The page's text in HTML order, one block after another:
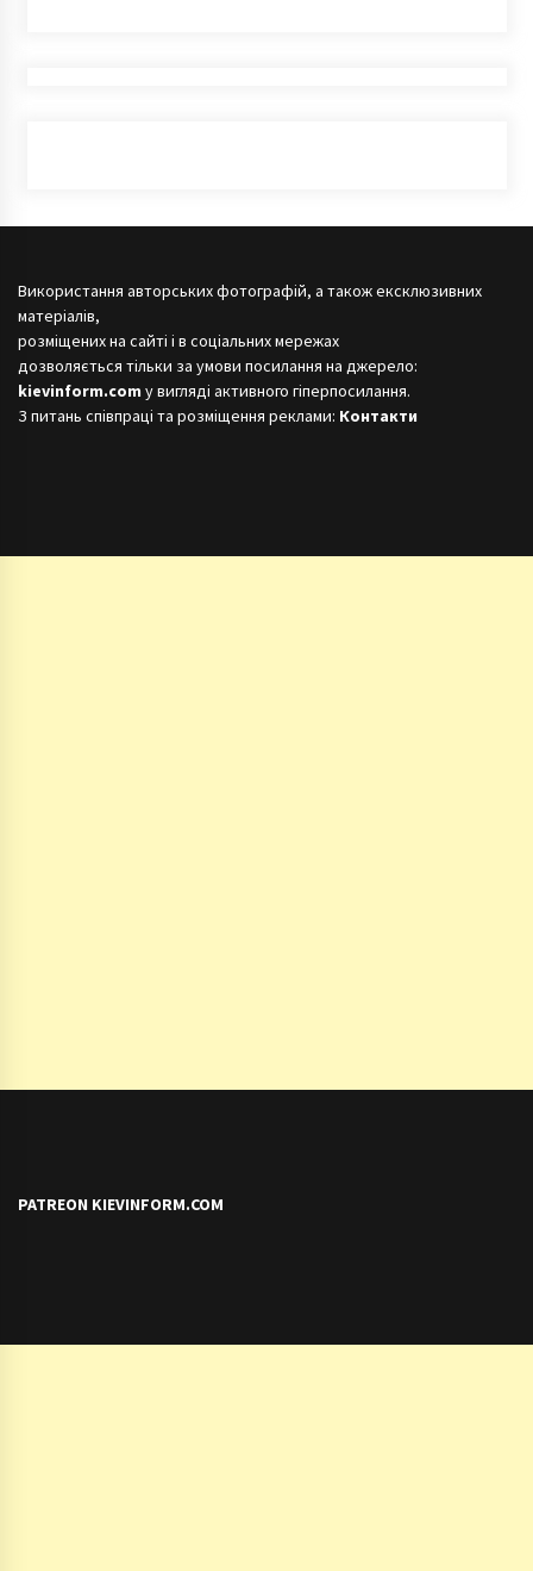
Використання авторських фотографій, а також ексклюзивних
матеріалів,
розміщених на сайті і в соціальних мережах
дозволяється тільки за умови посилання на джерело:
kievinform.com у вигляді активного гіперпосилання.
З питань співпраці та розміщення реклами: Контакти
PATREON KIEVINFORM.COM